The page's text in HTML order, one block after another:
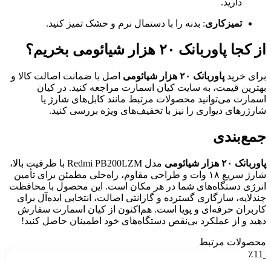
تمیزکاری: بدنه را با دستمال نرم و خشک تمیز کنید.
از کجا پاوربانک ۲۰ هزار شیائومی بخریم؟
برای خرید پاوربانک ۲۰ هزار شیائومی
اصل با ضمانت اصالت کالا و
بهترین قیمت، به سایت کیان اسمارت مراجعه کنید. در کیان
اسمارت می‌توانید محصولات مرتبط مانند کابل‌های شارژ یا
شارژرهای دیواری را نیز با تخفیف‌های ویژه بررسی کنید.
جمع‌بندی
پاوربانک ۲۰ هزار شیائومی
مدل Redmi PB200LZM با ظرفیت بالا،
شارژ سریع ۱۸ وات و طراحی مقاوم، راه‌حلی مطمئن برای تأمین
انرژی دستگاه‌های شما در هر مکان است. این محصول با محافظت
چندلایه، سازگاری گسترده و گارانتی اصالت، انتخابی ایده‌آل برای
کاربران حرفه‌ای و پویا است. هم‌اکنون از کیان اسمارت سفارش
دهید و از عملکرد بی‌نقص دستگاه‌های خود اطمینان حاصل کنید!
محصولات مرتبط
٪11